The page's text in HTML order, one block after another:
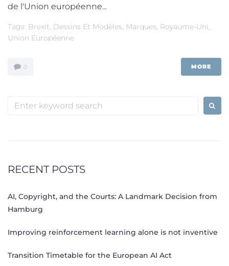
de l'Union européenne...
Tags: Brexit, Dessins Et Modèles, Marques, Royaume-Uni,
Union Européenne
0 MORE
Search
RECENT POSTS
AI, Copyright, and the Courts: A Landmark Decision from
Hamburg
Improving reinforcement learning alone is not inventive
Transition Timetable for the European AI Act